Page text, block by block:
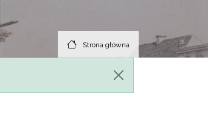
Strona główna